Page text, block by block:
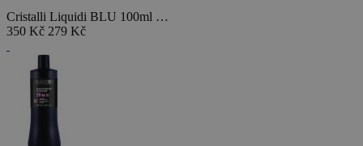
Cristalli Liquidi BLU 100ml …
350 Kč 279 Kč